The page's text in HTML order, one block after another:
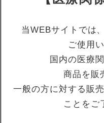
当WEBサイトでは
ご使用
国内の医療
商品を販
一般の方に対する販
ことをご
商品仕様
全長11.0、穿孔深
材質 チタン合金製（未滅
１個入